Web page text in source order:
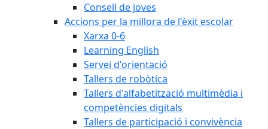
Consell de joves
Accions per la millora de l'èxit escolar
Xarxa 0-6
Learning English
Servei d'orientació
Tallers de robòtica
Tallers d'alfabetització multimèdia i
competències digitals
Tallers de participació i convivència